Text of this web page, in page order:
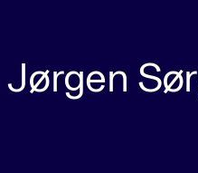
Jørgen